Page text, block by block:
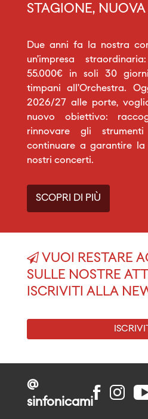
STAGIONE,
Due anni fa la nostra
un’impresa
55.000€ in soli 30
timpani all’Orchestra.
2026/27 alle porte,
nuovo obiettivo:
rinnovare gli
continuare a garantire
nostri concerti.
SCOPRI DI PIÙ
VUOI RESTARE
SULLE NOSTRE
ISCRIVITI ALLA
@
sinfonicami